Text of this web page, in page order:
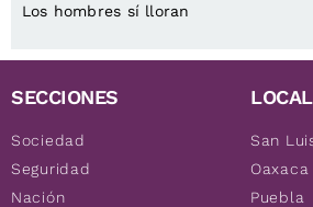
Los hombres sí lloran
SECCIONES
Sociedad
Seguridad
Nación
San
Oaxaca
Puebla